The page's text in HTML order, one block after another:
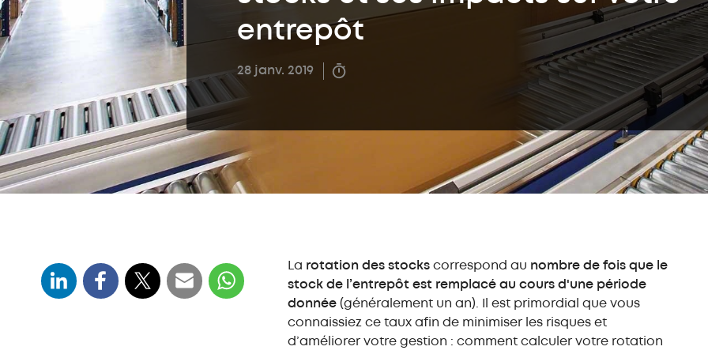
push-back (LIFO)
autoportants
Rayonnage
métallique
d'entrepôt mi-lourd
Rayonnage léger
Rayonnage
dynamique (FIFO)
industrielle
Rayonnage
cantilever
Cloison industrielle
bacs
bacs
Easy Assistant
Easy Monitor
Easy Mecalux
Education
entrepôt
28 janv. 2019
La rotation des stocks correspond au nombre de fois que le
stock de l’entrepôt est remplacé au cours d'une période
donnée (généralement un an). Il est primordial que vous
connaissiez ce taux afin de minimiser les risques et
d’améliorer votre gestion : comment calculer votre rotation